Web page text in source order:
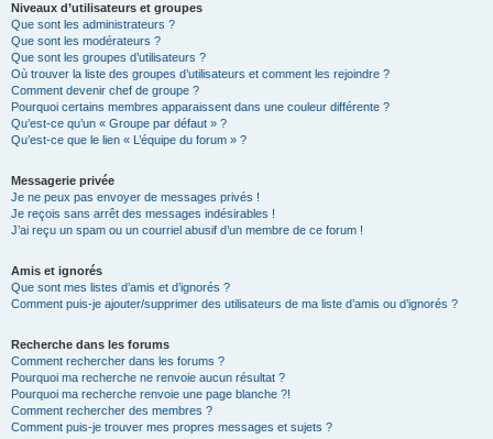
Niveaux d’utilisateurs et groupes
Que sont les administrateurs ?
Que sont les modérateurs ?
Que sont les groupes d’utilisateurs ?
Où trouver la liste des groupes d’utilisateurs et comment les rejoindre ?
Comment devenir chef de groupe ?
Pourquoi certains membres apparaissent dans une couleur différente ?
Qu’est-ce qu’un « Groupe par défaut » ?
Qu’est-ce que le lien « L’équipe du forum » ?
Messagerie privée
Je ne peux pas envoyer de messages privés !
Je reçois sans arrêt des messages indésirables !
J’ai reçu un spam ou un courriel abusif d’un membre de ce forum !
Amis et ignorés
Que sont mes listes d’amis et d’ignorés ?
Comment puis-je ajouter/supprimer des utilisateurs de ma liste d’amis ou d’ignorés ?
Recherche dans les forums
Comment rechercher dans les forums ?
Pourquoi ma recherche ne renvoie aucun résultat ?
Pourquoi ma recherche renvoie une page blanche ?!
Comment rechercher des membres ?
Comment puis-je trouver mes propres messages et sujets ?